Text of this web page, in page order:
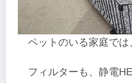
ペットのいる家庭で
フィルターも、静電